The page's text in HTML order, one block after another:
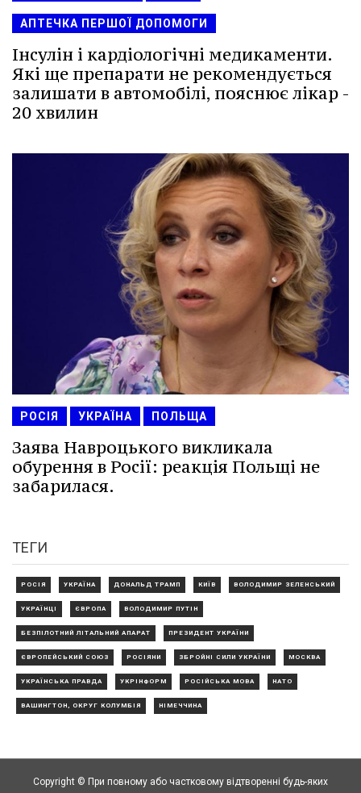
АПТЕЧКА ПЕРШОЇ ДОПОМОГИ
Інсулін і кардіологічні медикаменти.
Які ще препарати не рекомендується
залишати в автомобілі, пояснює лікар -
20 хвилин
РОСІЯ УКРАЇНА ПОЛЬЩА
Заява Навроцького викликала
обурення в Росії: реакція Польщі не
забарилася.
ТЕГИ
РОСІЯ УКРАЇНА ДОНАЛЬД ТРАМП КИЇВ ВОЛОДИМИР ЗЕЛЕНСЬКИЙ
УКРАЇНЦІ ЄВРОПА ВОЛОДИМИР ПУТІН
БЕЗПІЛОТНИЙ ЛІТАЛЬНИЙ АПАРАТ ПРЕЗИДЕНТ УКРАЇНИ
ЄВРОПЕЙСЬКИЙ СОЮЗ РОСІЯНИ ЗБРОЙНІ СИЛИ УКРАЇНИ МОСКВА
УКРАЇНСЬКА ПРАВДА УКРІНФОРМ РОСІЙСЬКА МОВА НАТО
ВАШИНГТОН, ОКРУГ КОЛУМБІЯ НІМЕЧЧИНА
Copyright © При повному або частковому відтворенні будь-яких